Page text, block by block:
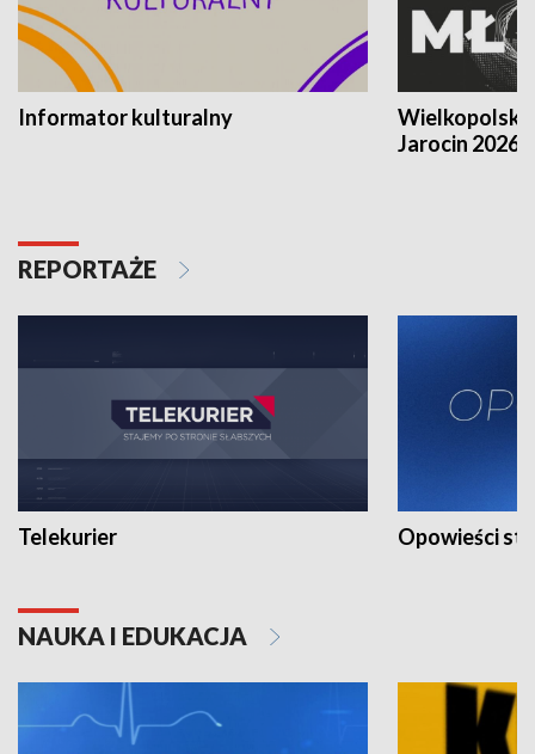
Informator kulturalny
Jarocin 2026
REPORTAŻE
Telekurier Opowieści
NAUKA I EDUKACJA